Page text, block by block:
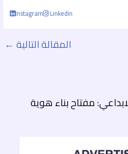
Instagram
Linkedin
المقالة التالية ←
مفتاح بناء هوية